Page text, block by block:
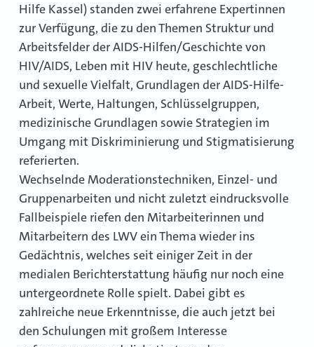
Hilfe Kassel) standen zwei erfahrene Expertinnen
zur Verfügung, die zu den Themen Struktur und
Arbeitsfelder der AIDS-Hilfen/Geschichte von
HIV/AIDS, Leben mit HIV heute, geschlechtliche
und sexuelle Vielfalt, Grundlagen der AIDS-Hilfe-
Arbeit, Werte, Haltungen, Schlüsselgruppen,
medizinische Grundlagen sowie Strategien im
Umgang mit Diskriminierung und Stigmatisierung
referierten.
Wechselnde Moderationstechniken, Einzel- und
Gruppenarbeiten und nicht zuletzt eindrucksvolle
Fallbeispiele riefen den Mitarbeiterinnen und
Mitarbeitern des LWV ein Thema wieder ins
Gedächtnis, welches seit einiger Zeit in der
medialen Berichterstattung häufig nur noch eine
untergeordnete Rolle spielt. Dabei gibt es
zahlreiche neue Erkenntnisse, die auch jetzt bei
den Schulungen mit großem Interesse